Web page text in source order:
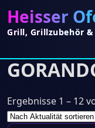
Heisser
Grill, Grillzubehör &
Ergebnisse 1 – 12